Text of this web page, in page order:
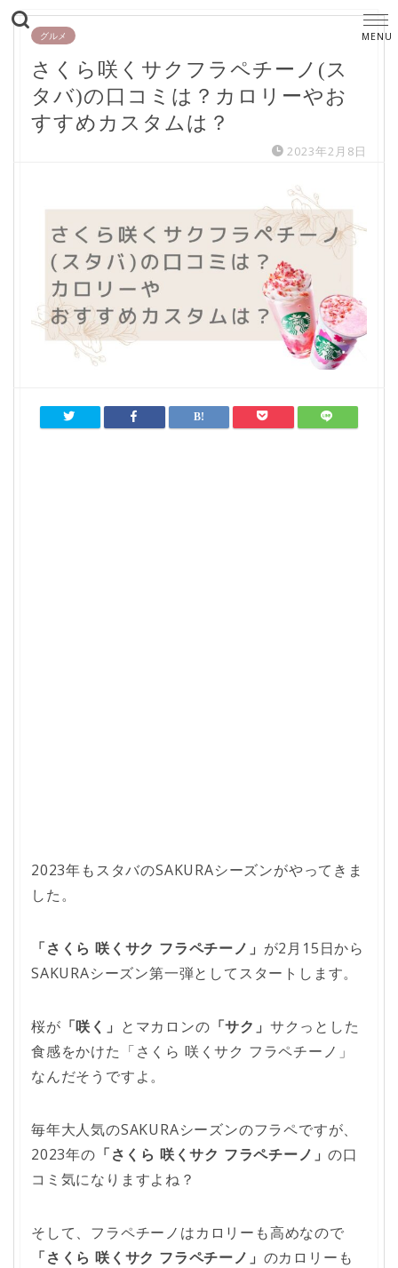
グルメ
さくら咲くサクフラペチーノ(ス
タバ)の口コミは？カロリーやお
すすめカスタムは？
2023年2月8日
2023年もスタバのSAKURAシーズンがやってきま
した。
「さくら 咲くサク フラペチーノ」 が2月15日から
SAKURAシーズン第一弾としてスタートします。
桜が 「咲く」 とマカロンの 「サク」 サクっとした
食感をかけた「さくら 咲くサク フラペチーノ」
なんだそうですよ。
毎年大人気のSAKURAシーズンのフラペですが、
2023年の 「さくら 咲くサク フラペチーノ」の口
コミ気になりますよね？
そして、フラペチーノはカロリーも高めなので
「さくら 咲くサク フラペチーノ」 のカロリーも